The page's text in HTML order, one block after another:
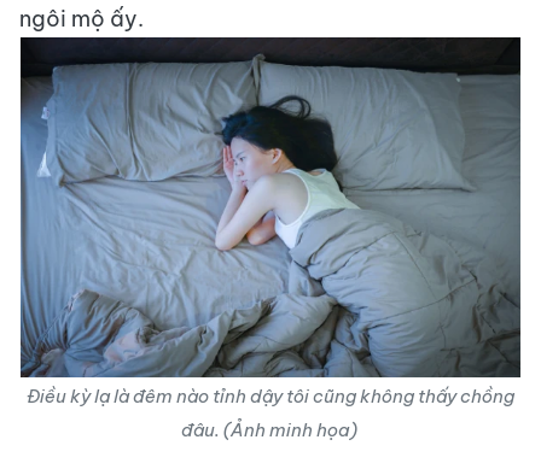
ngôi mộ ấy.
Điều kỳ lạ là đêm nào tỉnh dậy tôi cũng không thấy chồng
đâu. (Ảnh minh họa)